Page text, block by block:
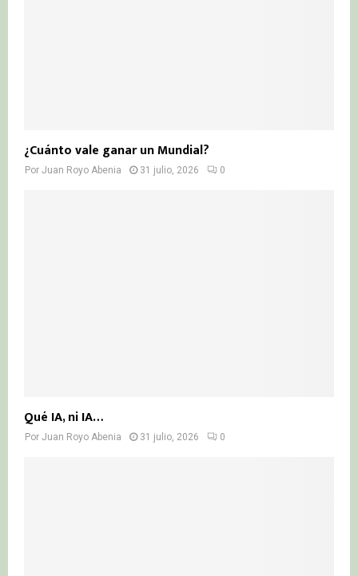
¿Cuánto vale ganar un Mundial?
Por Juan Royo Abenia 31 julio, 2026 0
Qué IA, ni IA…
Por Juan Royo Abenia 31 julio, 2026 0